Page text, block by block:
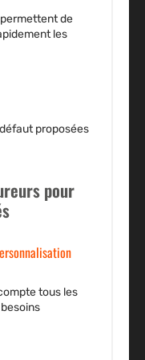
de
les
proposées
pour
tous les